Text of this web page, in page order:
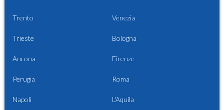
Trento Venezia
Trieste Bologna
Ancona Firenze
Perugia Roma
Napoli L'Aquila